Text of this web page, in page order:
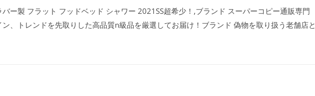
ー製 フラット フッドベッド シャワー 2021SS超希少！,ブランド スーパーコピー通販専門
、トレンドを先取りした高品質n級品を厳選してお届け！ブランド 偽物を取り扱う老舗店と